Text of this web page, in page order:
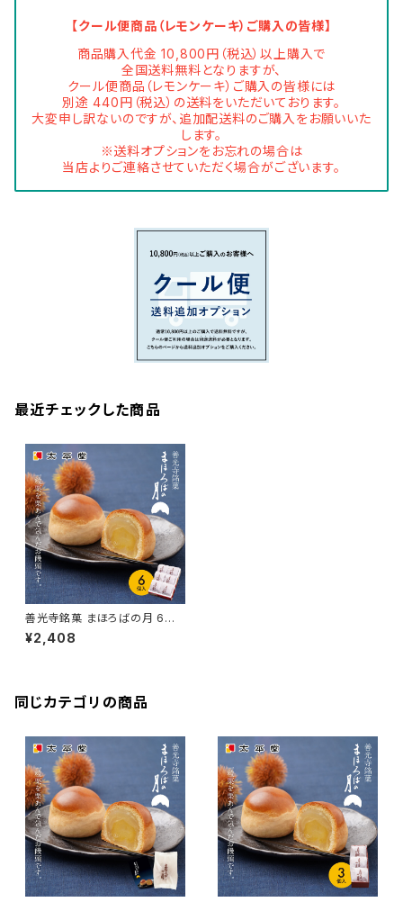
【クール便商品（レモンケーキ）ご購入の皆様】
商品購入代金 10,800円（税込）以上購入で
全国送料無料となりますが、
クール便商品（レモンケーキ）ご購入の皆様には
別途 440円（税込）の送料をいただいております。
大変申し訳ないのですが、追加配送料のご購入をお願いいた
します。
※送料オプションをお忘れの場合は
当店よりご連絡させていただく場合がございます。
最近チェックした商品
善光寺銘菓 まほろばの月 6個
入り
¥2,408
同じカテゴリの商品